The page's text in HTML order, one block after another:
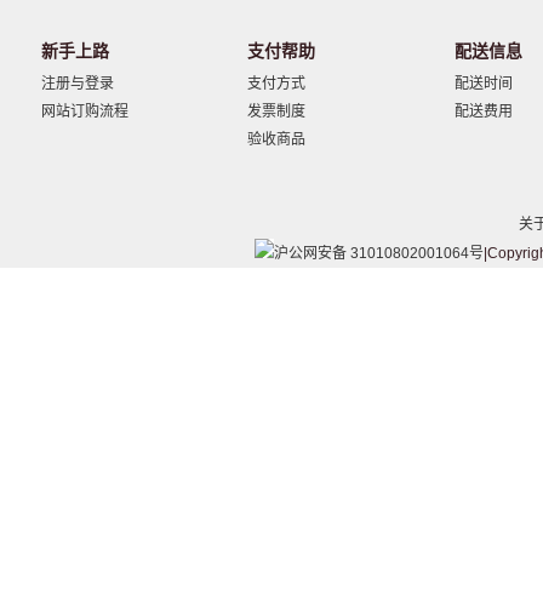
新手上路
注册与登录
网站订购流程
支付帮助
支付方式
发票制度
验收商品
配送信息
配送时间
配送费用
关
沪公网安备 31010802001064号